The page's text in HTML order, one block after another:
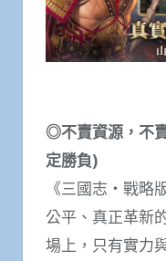
◎不賣資源，不
定勝負)
《三國志・戰略
公平、真正革新
場上，只有實力